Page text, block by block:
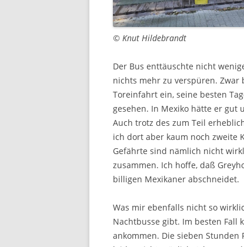
© Knut Hildebrandt
Der Bus enttäuschte nicht
nichts mehr zu verspüren. Zwar
Toreinfahrt ein, seine besten
gesehen. In Mexiko hätte er gut
Auch trotz des zum Teil
ich dort aber kaum noch zweite
Gefährte sind nämlich nicht
zusammen. Ich hoffe, daß
billigen Mexikaner abschneidet.
Was mir ebenfalls nicht so
Nachtbusse gibt. Im besten Fall
ankommen. Die sieben